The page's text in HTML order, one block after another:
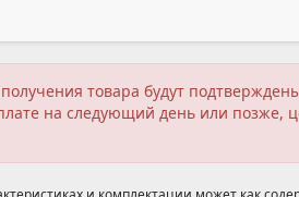
товара будут
на следующий день или позже,